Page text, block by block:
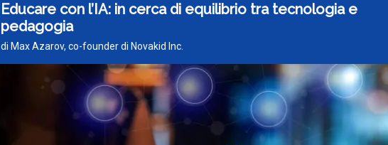
Educare con l’IA: in cerca di equilibrio tra tecnologia e
pedagogia
di Max Azarov, co-founder di Novakid Inc.